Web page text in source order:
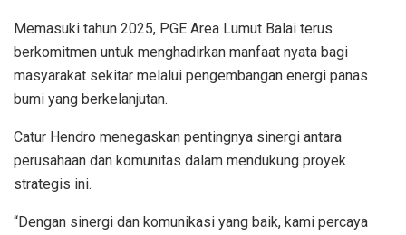
Memasuki tahun 2025, PGE Area Lumut Balai terus
berkomitmen untuk menghadirkan manfaat nyata bagi
masyarakat sekitar melalui pengembangan energi panas
bumi yang berkelanjutan.
Catur Hendro menegaskan pentingnya sinergi antara
perusahaan dan komunitas dalam mendukung proyek
strategis ini.
“Dengan sinergi dan komunikasi yang baik, kami percaya